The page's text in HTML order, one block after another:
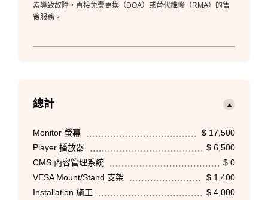
素導致故障，直接免費更換（DOA）或替代維修（RMA）的售
後服務。
總計
Monitor 螢幕
$ 17,500
Player 播放器
$ 6,500
CMS 內容管理系統
$ 0
VESA Mount/Stand 支架
$ 1,400
Installation 施工
$ 4,000